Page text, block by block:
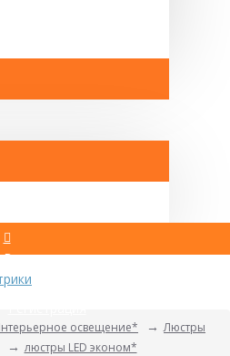
Вход
освещение*
Люстры
люстры LED эконом*